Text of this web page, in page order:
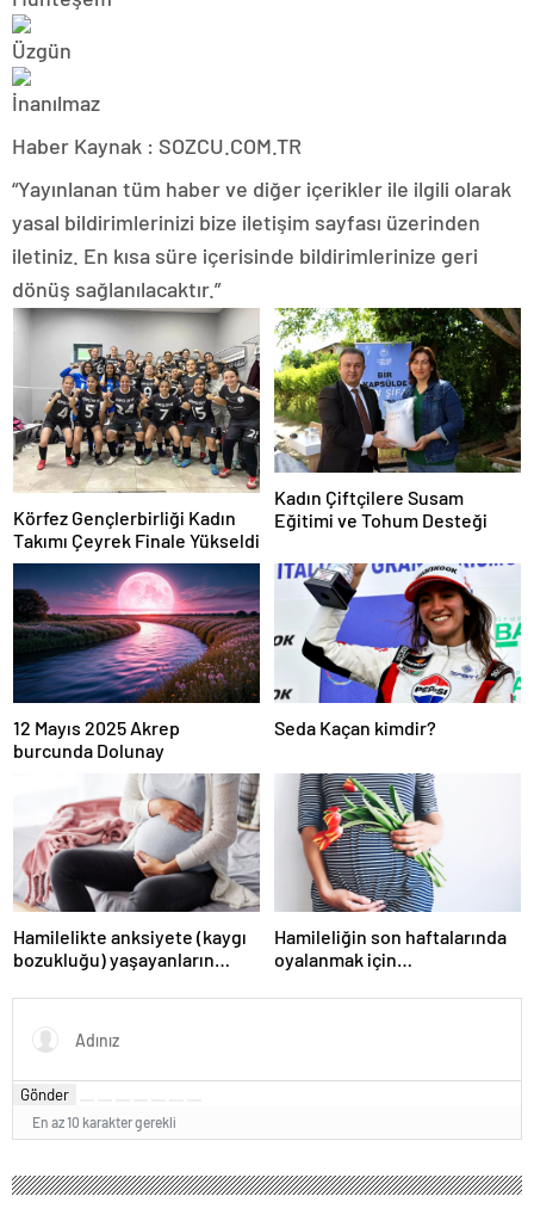
Haber Kaynak : SOZCU.COM.TR
“Yayınlanan tüm haber ve diğer içerikler ile ilgili olarak
yasal bildirimlerinizi bize iletişim sayfası üzerinden
iletiniz. En kısa süre içerisinde bildirimlerinize geri
dönüş sağlanılacaktır.”
Körfez Gençlerbirliği Kadın
Takımı Çeyrek Finale Yükseldi
Kadın Çiftçilere Susam
Eğitimi ve Tohum Desteği
12 Mayıs 2025 Akrep
burcunda Dolunay
Seda Kaçan kimdir?
Hamilelikte anksiyete (kaygı
bozukluğu) yaşayanların
Hamileliğin son haftalarında
oyalanmak için…
Gönder
En az 10 karakter gerekli